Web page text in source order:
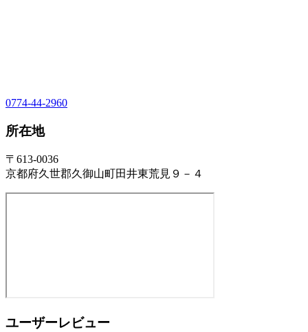
0774-44-2960
所在地
〒613-0036
京都府久世郡久御山町田井東荒見９－４
ユーザーレビュー